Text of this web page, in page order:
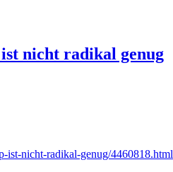
nicht radikal genug
ist-nicht-radikal-genug/4460818.html